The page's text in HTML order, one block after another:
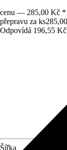
cenu — 285,00 Kč *
přepravu za ks
Odpovídá 196,55
Šířka